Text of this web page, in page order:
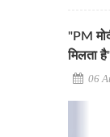
"PM
मिलता
06